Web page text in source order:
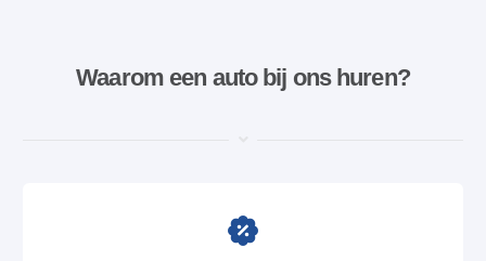
Waarom een ​​auto bij ons huren?